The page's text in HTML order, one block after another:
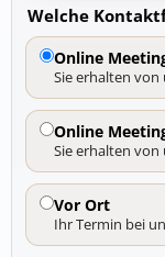
Welche
Online
Sie erhalten
Online
Sie erhalten
Vor Ort
Ihr Termin bei